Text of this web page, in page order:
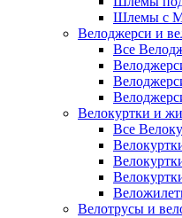
Шлемы с
Велоджерси и
Все
Велокуртки и
Все
Велотрусы и